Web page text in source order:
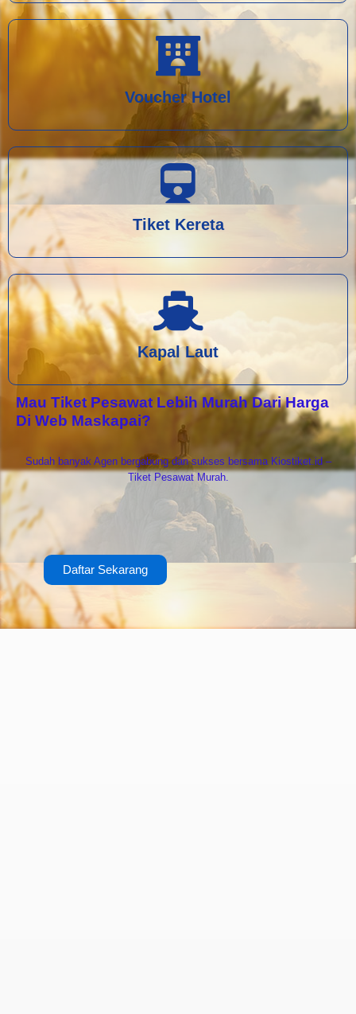
Voucher Hotel
Tiket Kereta
Kapal Laut
Mau Tiket Pesawat Lebih Murah Dari Harga
Di Web Maskapai?
Sudah banyak Agen bergabung dan sukses bersama Kiostiket.id –
Tiket Pesawat Murah.
Daftar Sekarang